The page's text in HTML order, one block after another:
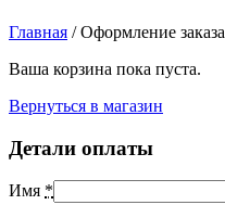
Главная /Оформление заказа
Ваша корзина пока пуста.
Вернуться в магазин
Детали оплаты
Имя *